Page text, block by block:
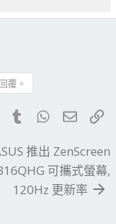
覆。
PinterestTumblrWhatsApp
電子
推出 ZenScreen
可攜式螢幕,
120Hz 更新率